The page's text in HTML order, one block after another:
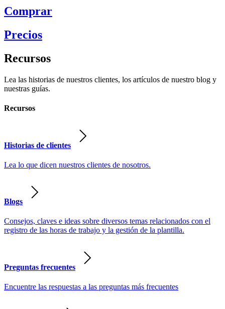
Comprar
Precios
Recursos
Lea las historias de nuestros clientes, los artículos de nuestro blog y
nuestras guías.
Recursos
Historias de clientes
Lea lo que dicen nuestros clientes de nosotros.
Blogs
Consejos, claves e ideas sobre diversos temas relacionados con el
registro de las horas de trabajo y la gestión de la plantilla.
Preguntas frecuentes
Encuentre las respuestas a las preguntas más frecuentes